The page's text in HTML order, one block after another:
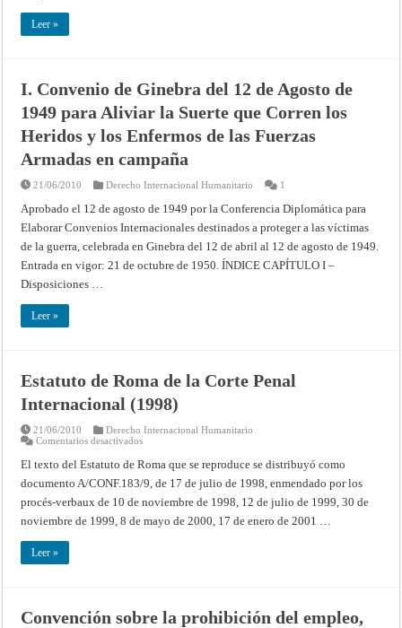
Heridos,
los
Enfermos
y
los
Náufragos
las
Fuerzas
Armadas
Mar
Leer »
I. Convenio de Ginebra del 12 de Agosto de
1949 para Aliviar la Suerte que Corren los
Heridos y los Enfermos de las Fuerzas
Armadas en campaña
21/06/2010 Derecho Internacional Humanitario 1
Aprobado el 12 de agosto de 1949 por la Conferencia Diplomática para
Elaborar Convenios Internacionales destinados a proteger a las víctimas
de la guerra, celebrada en Ginebra del 12 de abril al 12 de agosto de 1949.
Entrada en vigor: 21 de octubre de 1950. ÍNDICE CAPÍTULO I –
Disposiciones …
Leer »
Estatuto de Roma de la Corte Penal
Internacional (1998)
21/06/2010
Derecho Internacional Humanitario
Comentarios desactivadosen
de
Roma
de
Corte
Internacional
El texto del Estatuto de Roma que se reproduce se distribuyó como
documento A/CONF.183/9, de 17 de julio de 1998, enmendado por los
procés-verbaux de 10 de noviembre de 1998, 12 de julio de 1999, 30 de
noviembre de 1999, 8 de mayo de 2000, 17 de enero de 2001 …
Leer »
Convención sobre la prohibición del empleo,